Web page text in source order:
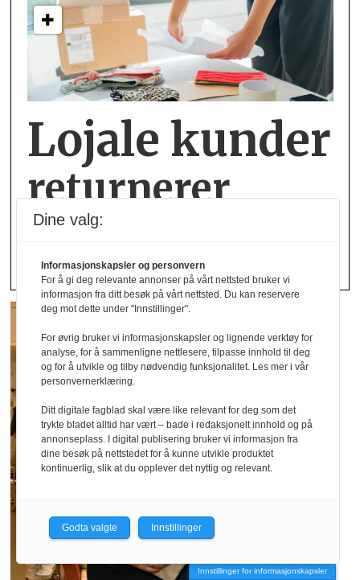
Lojale kunder
returnerer
mest
Innstillinger for informasjonskapsler
Dine valg:
Informasjonskapsler og personvern
For å gi deg relevante annonser på vårt nettsted bruker vi
informasjon fra ditt besøk på vårt nettsted. Du kan reservere
deg mot dette under "Innstillinger".
For øvrig bruker vi informasjonskapsler og lignende verktøy for
analyse, for å sammenligne nettlesere, tilpasse innhold til deg
og for å utvikle og tilby nødvendig funksjonalitet. Les mer i vår
personvernerklæring.
Ditt digitale fagblad skal være like relevant for deg som det
trykte bladet alltid har vært – bade i redaksjonelt innhold og på
annonseplass. I digital publisering bruker vi informasjon fra
dine besøk på nettstedet for å kunne utvikle produktet
kontinuerlig, slik at du opplever det nyttig og relevant.
Godta valgte Innstillinger